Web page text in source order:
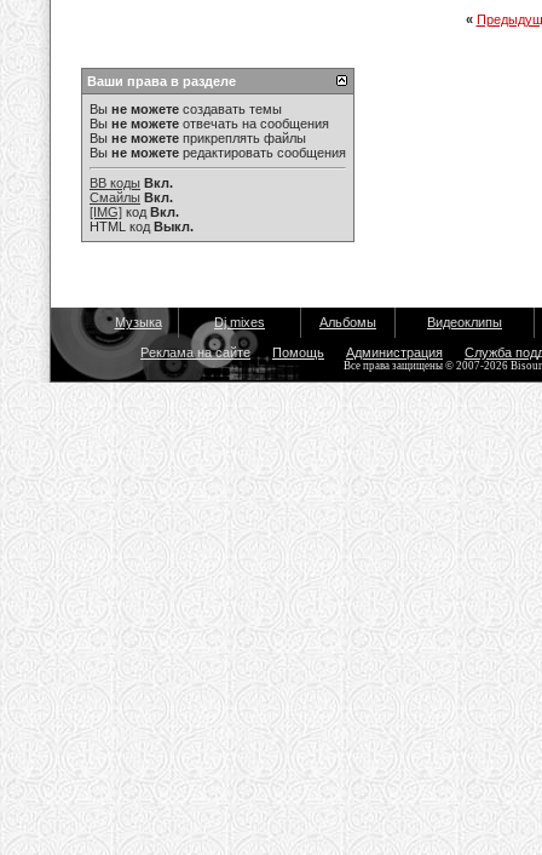
«
Ваши права в разделе
Вы не можете создавать темы
Вы не можете отвечать на сообщения
Вы не можете прикреплять файлы
Вы не можете редактировать сообщения
BB коды Вкл.
Смайлы Вкл.
[IMG] код Вкл.
HTML код Выкл.
Музыка Dj mixes Альбомы Видеоклипы
Реклама на сайте Помощь Администрация Служба
Все права защищены © 2007-2026